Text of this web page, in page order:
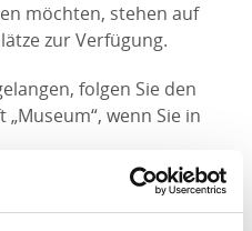
möchten, stehen auf
zur Verfügung.
folgen Sie den
wenn Sie in